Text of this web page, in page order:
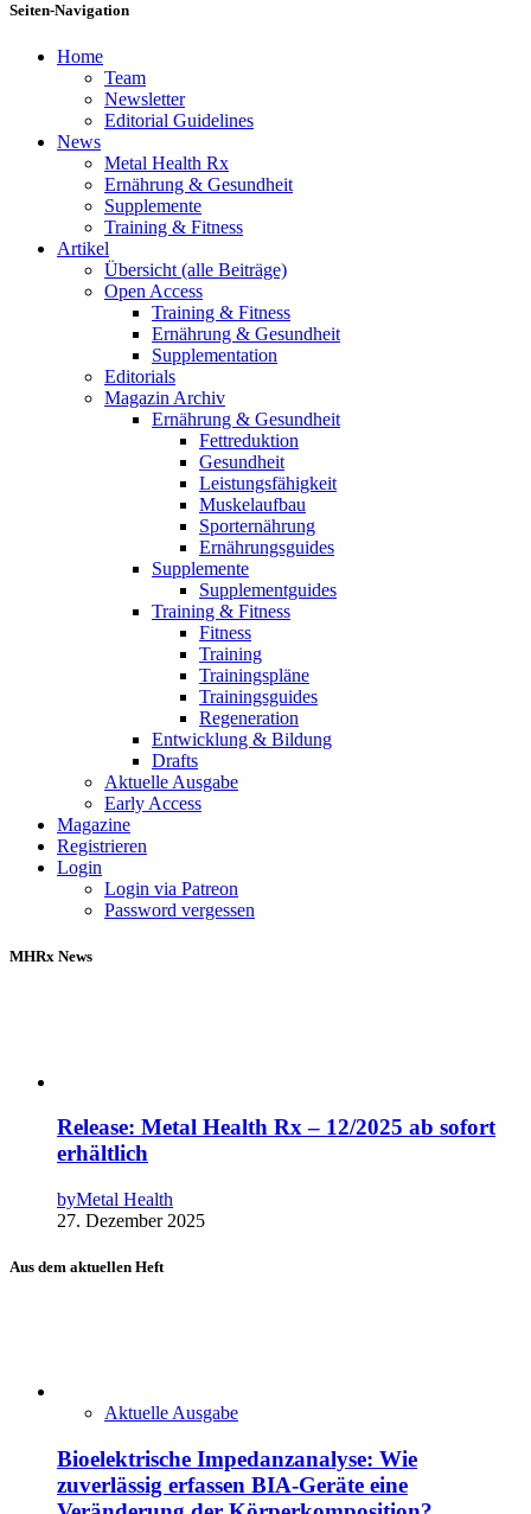
Seiten-Navigation
Home
Team
Newsletter
Editorial Guidelines
News
Metal Health Rx
Ernährung & Gesundheit
Supplemente
Training & Fitness
Artikel
Übersicht (alle Beiträge)
Open Access
Training & Fitness
Ernährung & Gesundheit
Supplementation
Editorials
Magazin Archiv
Ernährung & Gesundheit
Fettreduktion
Gesundheit
Leistungsfähigkeit
Muskelaufbau
Sporternährung
Ernährungsguides
Supplemente
Supplementguides
Training & Fitness
Fitness
Training
Trainingspläne
Trainingsguides
Regeneration
Entwicklung & Bildung
Drafts
Aktuelle Ausgabe
Early Access
Magazine
Registrieren
Login
Login via Patreon
Password vergessen
MHRx News
Release: Metal Health Rx – 12/2025 ab sofort
erhältlich
byMetal Health
27. Dezember 2025
Aus dem aktuellen Heft
Aktuelle Ausgabe
Bioelektrische Impedanzanalyse: Wie
zuverlässig erfassen BIA-Geräte eine